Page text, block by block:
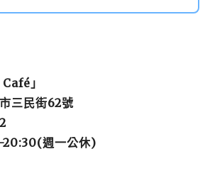
」
三民街62號
週一公休)